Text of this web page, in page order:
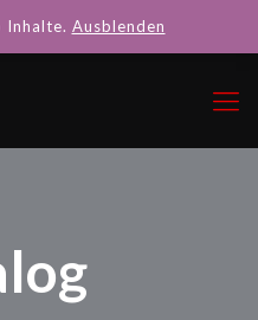
Inhalte. Ausblenden